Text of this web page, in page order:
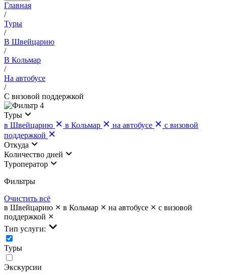
Главная
/
Туры
/
В Швейцарию
/
В Кольмар
/
На автобусе
/
С визовой поддержкой
4
Туры
в Швейцарию
в Кольмар на автобусе
с визовой
поддержкой
Откуда
Количество дней
Туроператор
Фильтры
Очистить всё
в Швейцарию
в Кольмар на автобусе
с визовой
поддержкой
Тип услуги:
Туры
Экскурсии